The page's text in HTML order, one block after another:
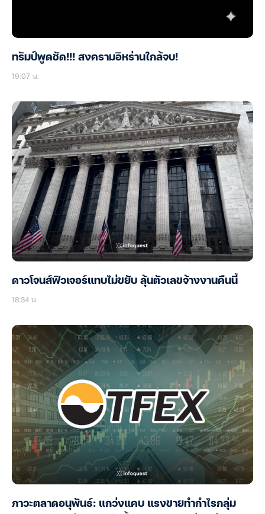
ทรัมป์พูดชัด!!! สงครามอิหร่านใกล้จบ!
19:07 น.
ดาวโจนส์ฟิวเจอร์แทบไม่ขยับ ลุ้นตัวเลขจ้างงานคืนนี้
18:34 น.
ภาวะตลาดอนุพันธ์: แกว่งแคบ แรงขายทำกำไรกลุ่ม